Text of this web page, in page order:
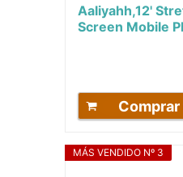
Aaliyahh,12'
Screen Mobile
Plegable,3D
MÁS VENDIDO Nº 3